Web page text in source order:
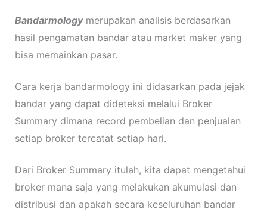
Bandarmology merupakan analisis berdasarkan
hasil pengamatan bandar atau market maker yang
bisa memainkan pasar.
Cara kerja bandarmology ini didasarkan pada jejak
bandar yang dapat dideteksi melalui Broker
Summary dimana record pembelian dan penjualan
setiap broker tercatat setiap hari.
Dari Broker Summary itulah, kita dapat mengetahui
broker mana saja yang melakukan akumulasi dan
distribusi dan apakah secara keseluruhan bandar